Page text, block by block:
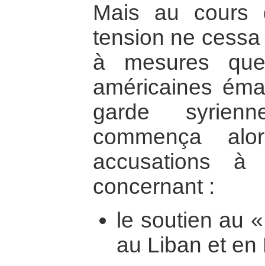
Mais au cours
tension ne cessa
à mesures
américaines
garde
commença
accusations à
concernant :
le soutien au
au Liban et en